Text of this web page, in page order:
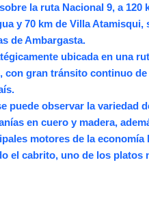
la ruta Nacional 9, a
y 70 km de Villa
de Ambargasta.
ubicada en una
con gran tránsito continuo
puede observar la variedad
en cuero y madera,
motores de la economía
el cabrito, uno de los platos